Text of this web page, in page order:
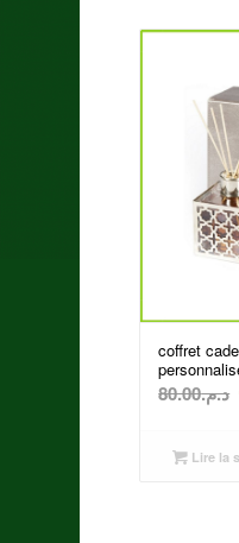
coffret
د.م.80.00
Lire la